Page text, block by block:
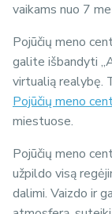
vaikams nuo 7
Pojūčių meno
galite išbandyti
virtualią realybę.
Pojūčių meno
miestuose.
Pojūčių meno
užpildo visą
dalimi. Vaizdo ir